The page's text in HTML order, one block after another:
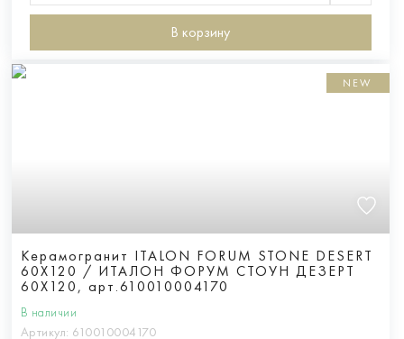
В корзину
NEW
Керамогранит ITALON FORUM STONE DESERT
60X120 / ИТАЛОН ФОРУМ СТОУН ДЕЗЕРТ
60X120, арт.610010004170
В наличии
Артикул: 610010004170